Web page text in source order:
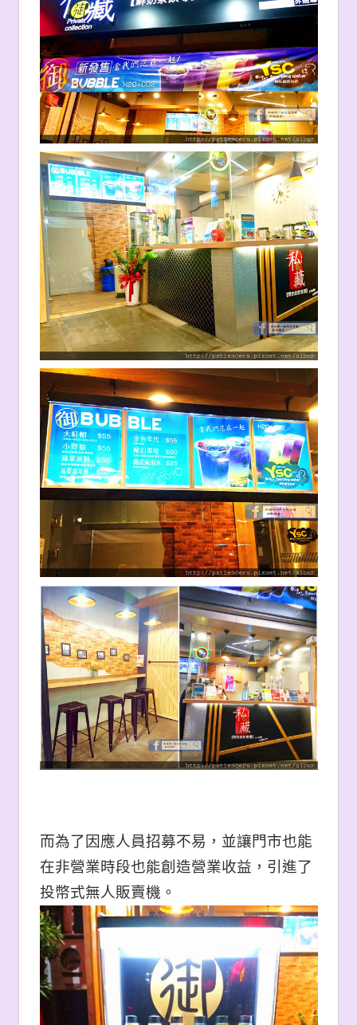
而為了因應人員招募不易，並讓門市也能
在非營業時段也能創造營業收益，引進了
投幣式無人販賣機。